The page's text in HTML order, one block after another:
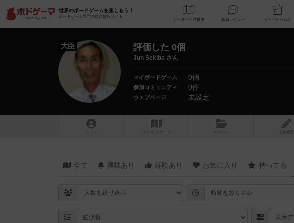
世界のボードゲームを楽しもう！
ボードゲーム専門の総合情報サイト
データベース 検索 新着レビュー
大臣 評価した 0個
Jun Sekiba さん
マイボードゲーム 0個
参加コミュニティ 0件
ウェブページ 未設定
トップ マイボードゲーム マイリスト 投稿履歴
全て 興味あり 経験あり お気に入り 持ってる